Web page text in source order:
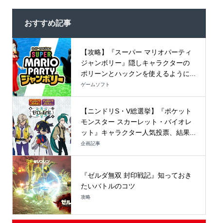
おすすめ記事
【攻略】『スーパー マリオパーティ
ジャンボリー』隠しキャラクターの
ポリーンとハックンを使えるように...
ゲームソフト
【ニンドリS・V総選挙】『ポケット
モンスター スカーレット・バイオレ
ット』キャラクター人気投票、結果...
企画記事
『ゼルダ無双 封印戦記』知っておき
たいバトルのコツ
攻略